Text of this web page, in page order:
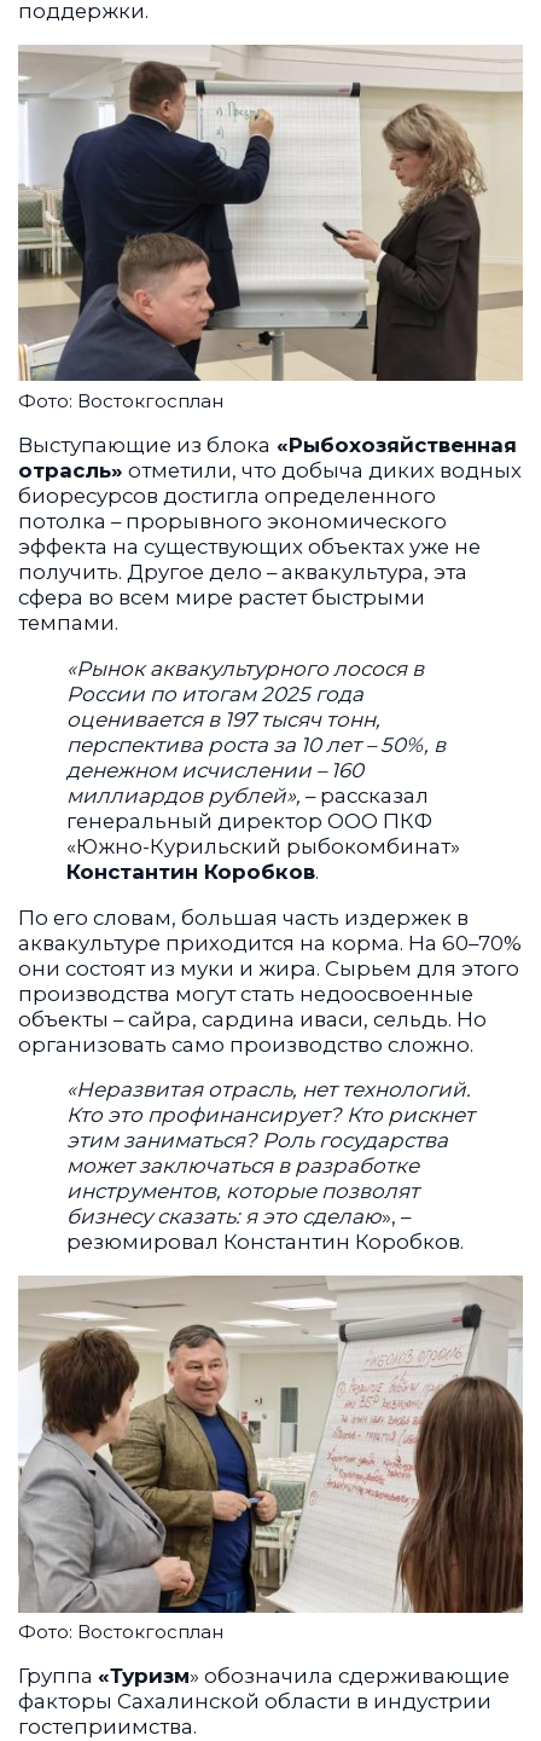
поддержки.
Фото: Востокгосплан
Выступающие из блока «Рыбохозяйственная
отрасль» отметили, что добыча диких водных
биоресурсов достигла определенного
потолка – прорывного экономического
эффекта на существующих объектах уже не
получить. Другое дело – аквакультура, эта
сфера во всем мире растет быстрыми
темпами.
«Рынок аквакультурного лосося в
России по итогам 2025 года
оценивается в 197 тысяч тонн,
перспектива роста за 10 лет – 50%, в
денежном исчислении – 160
миллиардов рублей», – рассказал
генеральный директор ООО ПКФ
«Южно-Курильский рыбокомбинат»
Константин Коробков.
По его словам, большая часть издержек в
аквакультуре приходится на корма. На 60–70%
они состоят из муки и жира. Сырьем для этого
производства могут стать недоосвоенные
объекты – сайра, сардина иваси, сельдь. Но
организовать само производство сложно.
«Неразвитая отрасль, нет технологий.
Кто это профинансирует? Кто рискнет
этим заниматься? Роль государства
может заключаться в разработке
инструментов, которые позволят
бизнесу сказать: я это сделаю», –
резюмировал Константин Коробков.
Фото: Востокгосплан
Группа «Туризм» обозначила сдерживающие
факторы Сахалинской области в индустрии
гостеприимства.